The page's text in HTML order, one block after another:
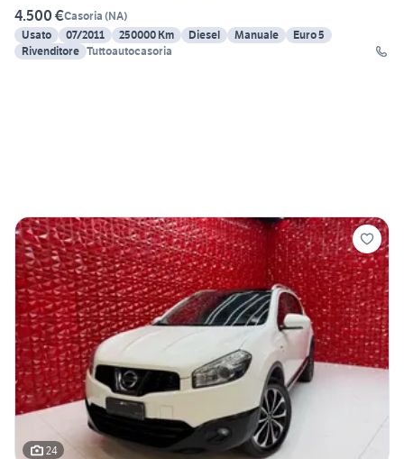
4.500 €Casoria (NA)
Usato
07/2011 250000 Km Diesel Manuale
Euro 5
Rivenditore Tuttoautocasoria
24